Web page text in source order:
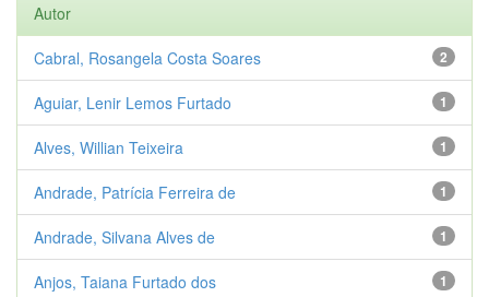
Autor
2
Cabral, Rosangela Costa Soares
1
Aguiar, Lenir Lemos Furtado
1
Alves, Willian Teixeira
1
Andrade, Patrícia Ferreira de
1
Andrade, Silvana Alves de
1
Anjos, Taiana Furtado dos